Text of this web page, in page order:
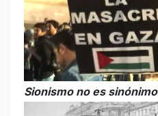
Sionismo no es